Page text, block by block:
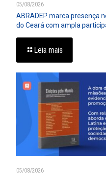
05/08/2026
ABRADEP marca presença
do Ceará com ampla
Leia mais
05/08/2026